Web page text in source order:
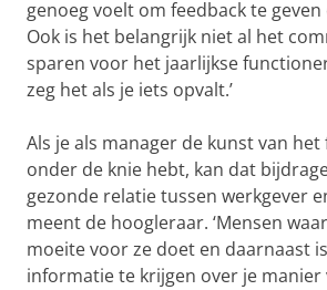
genoeg voelt om feedback te
Ook is het belangrijk niet al het
sparen voor het jaarlijkse
zeg het als je iets opvalt.’
Als je als manager de kunst van het
onder de knie hebt, kan dat
gezonde­ relatie tussen werkgever
meent de hoog­leraar. ‘Mensen
moeite voor ze doet en daarnaast
informatie te krijgen over je manier